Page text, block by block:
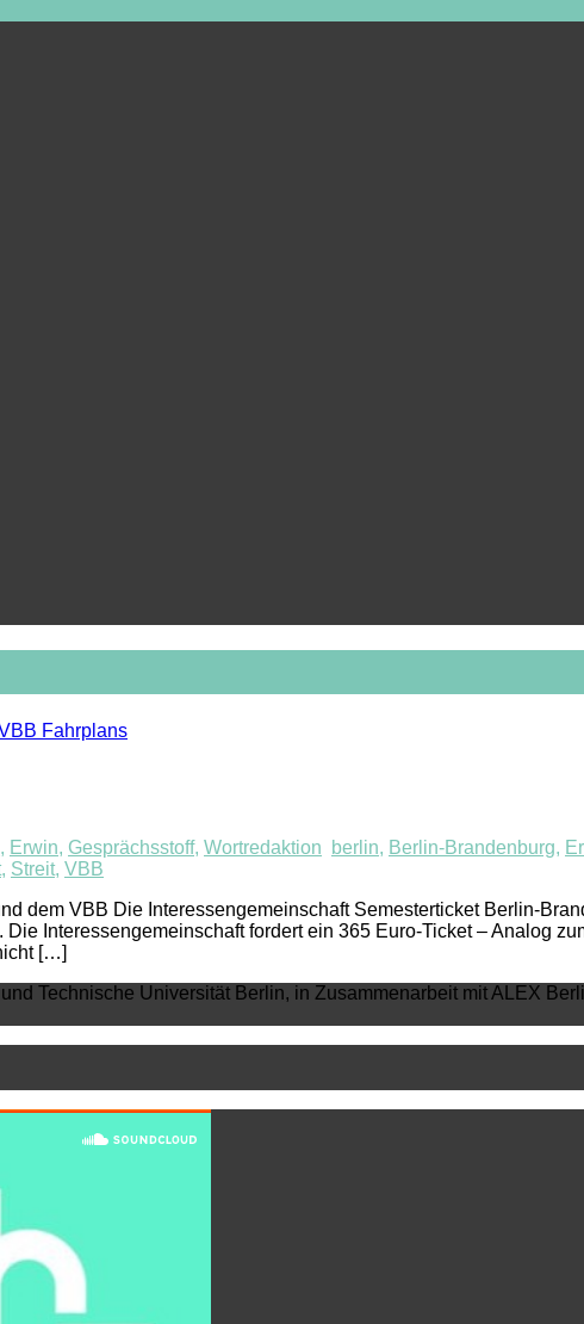
, Erwin, Gesprächsstoff, Wortredaktion berlin, Berlin-Brandenburg,
, Streit, VBB
dem VBB Die Interessengemeinschaft Semesterticket Berlin-
Interessengemeinschaft fordert ein 365 Euro-Ticket – Analog
[…]
Technische Universität Berlin, in Zusammenarbeit mit ALEX